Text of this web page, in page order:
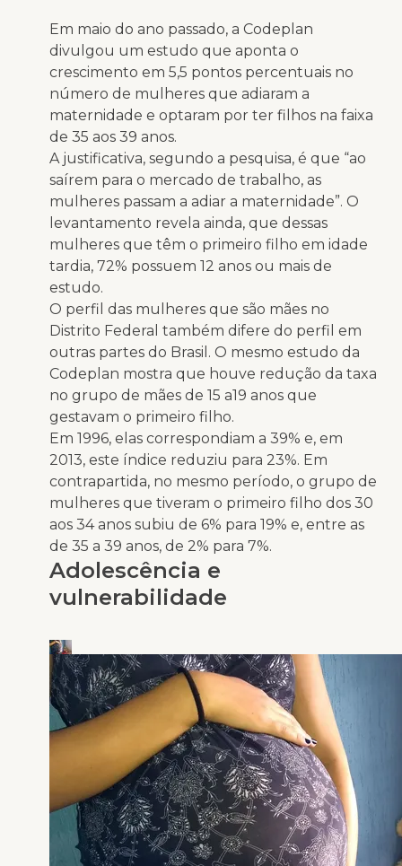
Em maio do ano passado, a Codeplan
divulgou um estudo que aponta o
crescimento em 5,5 pontos percentuais no
número de mulheres que adiaram a
maternidade e optaram por ter filhos na faixa
de 35 aos 39 anos.
A justificativa, segundo a pesquisa, é que “ao
saírem para o mercado de trabalho, as
mulheres passam a adiar a maternidade”. O
levantamento revela ainda, que dessas
mulheres que têm o primeiro filho em idade
tardia, 72% possuem 12 anos ou mais de
estudo.
O perfil das mulheres que são mães no
Distrito Federal também difere do perfil em
outras partes do Brasil. O mesmo estudo da
Codeplan mostra que houve redução da taxa
no grupo de mães de 15 a19 anos que
gestavam o primeiro filho.
Em 1996, elas correspondiam a 39% e, em
2013, este índice reduziu para 23%. Em
contrapartida, no mesmo período, o grupo de
mulheres que tiveram o primeiro filho dos 30
aos 34 anos subiu de 6% para 19% e, entre as
de 35 a 39 anos, de 2% para 7%.
Adolescência e
vulnerabilidade